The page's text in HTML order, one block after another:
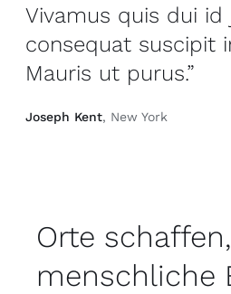
Vivamus quis dui id
consequat suscipit
Mauris ut purus.”
Joseph Kent, New York
Orte
menschliche